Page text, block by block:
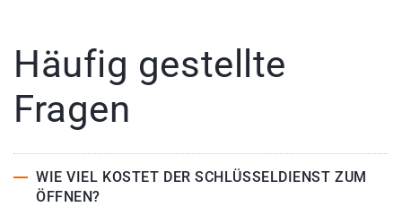
Häufig gestellte
Fragen
WIE VIEL KOSTET DER SCHLÜSSELDIENST ZUM
ÖFFNEN?